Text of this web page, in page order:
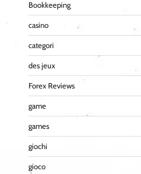
Bookkeeping
casino
categori
des jeux
Forex Reviews
game
games
giochi
gioco